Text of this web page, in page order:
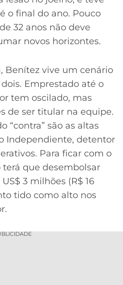
o final do ano. Pouco
32 anos não deve
novos horizontes.
Benítez vive um cenário
Emprestado até o
tem oscilado, mas
de ser titular na equipe.
“contra” são as altas
Independiente, detentor
Para ficar com o
terá que desembolsar
3 milhões (R$ 16
tido como alto nos